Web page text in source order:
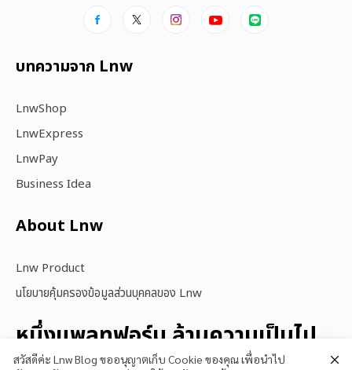
บทความจาก Lnw
LnwShop
LnwExpress
LnwPay
Business Idea
About Lnw​
Lnw Product
นโยบายคุ้มครองข้อมูลส่วนบุคคลของ Lnw
หนึ่งแพลทฟอร์ม ล้านความเป็นไป
ได้
สวัสดีค่ะ Lnw Blog ขออนุญาตเก็บ Cookie ของคุณ เพื่อนำไป